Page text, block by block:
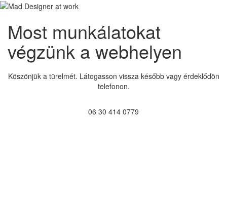
Most munkálatokat
végzünk a webhelyen
Köszönjük a türelmét. Látogasson vissza később vagy érdeklődön
telefonon.
06 30 414 0779